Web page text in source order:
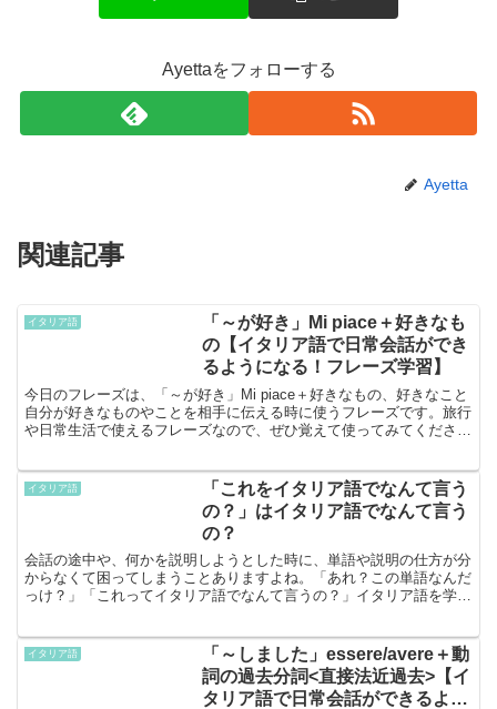
Ayettaをフォローする
Ayetta
関連記事
イタリア語
「～が好き」Mi piace＋好きなも
の【イタリア語で日常会話ができ
るようになる！フレーズ学習】
今日のフレーズは、「～が好き」Mi piace＋好きなもの、好きなこと
自分が好きなものやことを相手に伝える時に使うフレーズです。旅行
や日常生活で使えるフレーズなので、ぜひ覚えて使ってみてください
イタリア語
「これをイタリア語でなんて言う
の？」はイタリア語でなんて言う
の？
会話の途中や、何かを説明しようとした時に、単語や説明の仕方が分
からなくて困ってしまうことありますよね。「あれ？この単語なんだ
っけ？」「これってイタリア語でなんて言うの？」イタリア語を学習
イタリア語
「～しました」essere/avere＋動
詞の過去分詞<直接法近過去>【イ
タリア語で日常会話ができるよう